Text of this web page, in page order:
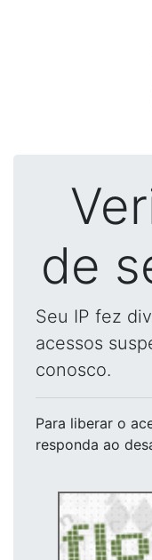
de
Seu IP fez
acessos
conosco.
Para liberar o
responda ao